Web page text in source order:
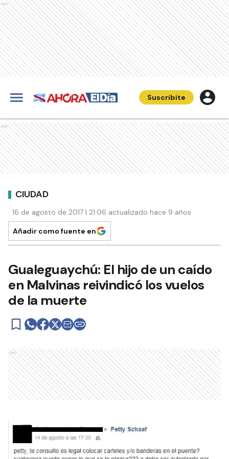
Ads
Suscribite
Ads
CIUDAD
16 de agosto de 2017 | 21:06 actualizado hace 9 años
Añadir como fuente en
Gualeguaychú: El hijo de un caído
en Malvinas reivindicó los vuelos
de la muerte
Ads